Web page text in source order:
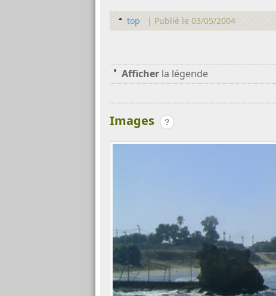
top | Publié le 03/05/2004
Afficher la légende
Images ?